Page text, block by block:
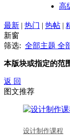
高
最新 | 热门 | 热帖 |
新窗
筛选: 全部主题 全
本版块或指定的范
返 回
图文推荐
设计制作课程